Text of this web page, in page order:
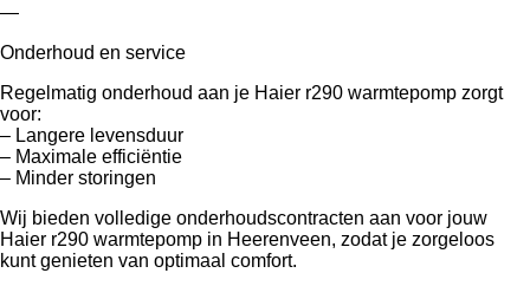
—
Onderhoud en service
Regelmatig onderhoud aan je Haier r290 warmtepomp zorgt
voor:
– Langere levensduur
– Maximale efficiëntie
– Minder storingen
Wij bieden volledige onderhoudscontracten aan voor jouw
Haier r290 warmtepomp in Heerenveen, zodat je zorgeloos
kunt genieten van optimaal comfort.